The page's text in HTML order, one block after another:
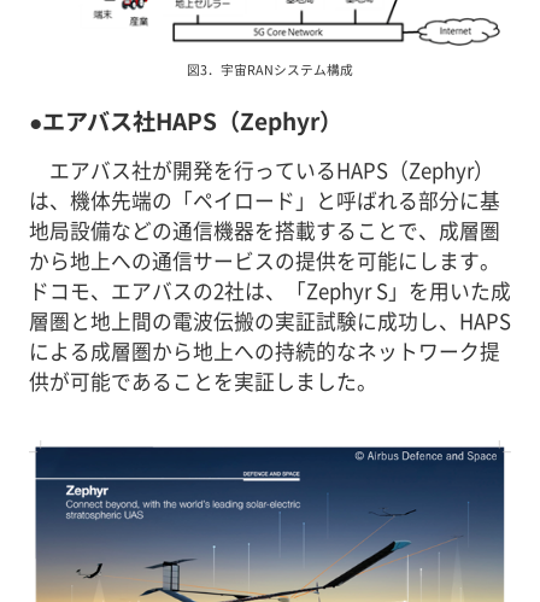
図3．宇宙RANシステム構成
●エアバス社HAPS（Zephyr）
エアバス社が開発を行っているHAPS（Zephyr）
は、機体先端の「ペイロード」と呼ばれる部分に基
地局設備などの通信機器を搭載することで、成層圏
から地上への通信サービスの提供を可能にします。
ドコモ、エアバスの2社は、「Zephyr S」を用いた成
層圏と地上間の電波伝搬の実証試験に成功し、HAPS
による成層圏から地上への持続的なネットワーク提
供が可能であることを実証しました。